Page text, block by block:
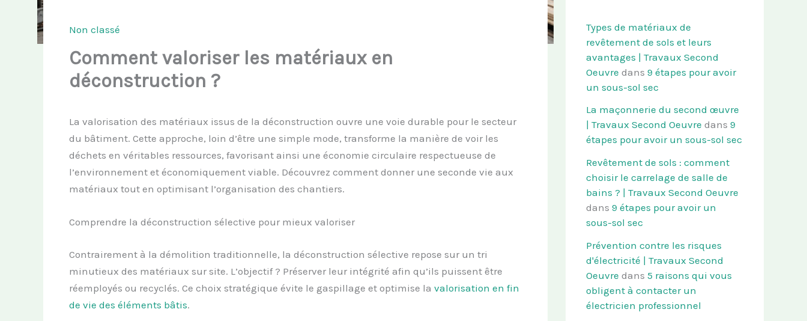
Non classé
Comment valoriser les matériaux en
déconstruction ?
La valorisation des matériaux issus de la déconstruction ouvre une voie durable pour le secteur
du bâtiment. Cette approche, loin d’être une simple mode, transforme la manière de voir les
déchets en véritables ressources, favorisant ainsi une économie circulaire respectueuse de
l’environnement et économiquement viable. Découvrez comment donner une seconde vie aux
matériaux tout en optimisant l’organisation des chantiers.
Comprendre la déconstruction sélective pour mieux valoriser
Contrairement à la démolition traditionnelle, la déconstruction sélective repose sur un tri
minutieux des matériaux sur site. L’objectif ? Préserver leur intégrité afin qu’ils puissent être
réemployés ou recyclés. Ce choix stratégique évite le gaspillage et optimise la valorisation en fin
de vie des éléments bâtis.
Types de matériaux de
revêtement de sols et leurs
avantages | Travaux Second
Oeuvre dans 9 étapes pour avoir
un sous-sol sec
La maçonnerie du second œuvre
| Travaux Second Oeuvre dans 9
étapes pour avoir un sous-sol sec
Revêtement de sols : comment
choisir le carrelage de salle de
bains ? | Travaux Second Oeuvre
dans 9 étapes pour avoir un
sous-sol sec
Prévention contre les risques
d'électricité | Travaux Second
Oeuvre dans 5 raisons qui vous
obligent à contacter un
électricien professionnel